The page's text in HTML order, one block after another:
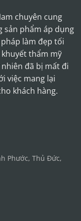
chuyên cung
sản phẩm áp dụng
làm đẹp tối
thẩm mỹ
đã bị mất đi
việc mang lại
khách hàng.
Phước, Thủ Đức,